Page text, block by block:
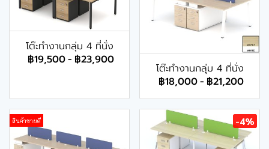
โต๊ะทำงานกลุ่ม 4 ที่นั่ง
฿19,500- ฿23,900
โต๊ะทำงานกลุ่ม 4 ที่นั่ง
฿18,000- ฿21,200
สินค้าขายดี -4%